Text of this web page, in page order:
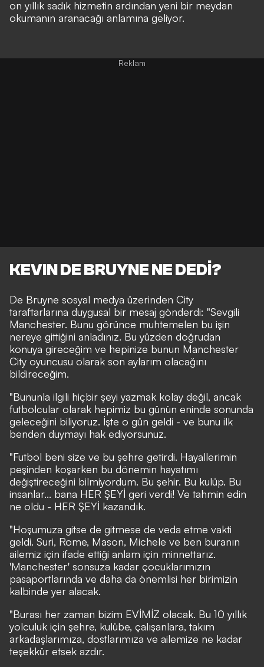
on yıllık sadık hizmetin ardından yeni bir meydan
okumanın aranacağı anlamına geliyor.
KEVIN DE BRUYNE NE DEDİ?
De Bruyne sosyal medya üzerinden City
taraftarlarına duygusal bir mesaj gönderdi: "Sevgili
Manchester. Bunu görünce muhtemelen bu işin
nereye gittiğini anladınız. Bu yüzden doğrudan
konuya gireceğim ve hepinize bunun Manchester
City oyuncusu olarak son aylarım olacağını
bildireceğim.
"Bununla ilgili hiçbir şeyi yazmak kolay değil, ancak
futbolcular olarak hepimiz bu günün eninde sonunda
geleceğini biliyoruz. İşte o gün geldi - ve bunu ilk
benden duymayı hak ediyorsunuz.
"Futbol beni size ve bu şehre getirdi. Hayallerimin
peşinden koşarken bu dönemin hayatımı
değiştireceğini bilmiyordum. Bu şehir. Bu kulüp. Bu
insanlar... bana HER ŞEYİ geri verdi! Ve tahmin edin
ne oldu - HER ŞEYİ kazandık.
"Hoşumuza gitse de gitmese de veda etme vakti
geldi. Suri, Rome, Mason, Michele ve ben buranın
ailemiz için ifade ettiği anlam için minnettarız.
'Manchester' sonsuza kadar çocuklarımızın
pasaportlarında ve daha da önemlisi her birimizin
kalbinde yer alacak.
"Burası her zaman bizim EVİMİZ olacak. Bu 10 yıllık
yolculuk için şehre, kulübe, çalışanlara, takım
arkadaşlarımıza, dostlarımıza ve ailemize ne kadar
teşekkür etsek azdır.